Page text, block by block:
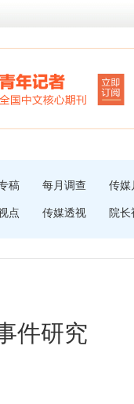
稿 每月调查 传媒
点 传媒透视 院长
件研究